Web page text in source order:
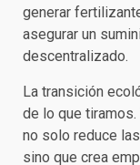
generar
asegurar un
descentralizado.
La transición
de lo que
no solo reduce
sino que crea